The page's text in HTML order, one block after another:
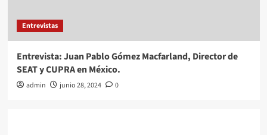
Entrevistas
Entrevista: Juan Pablo Gómez Macfarland, Director de
SEAT y CUPRA en México.
admin junio 28, 2024 0